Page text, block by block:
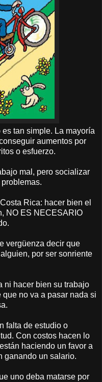
tan simple. La mayoría
aumentos por
o esfuerzo.
mal, pero socializar
Rica: hacer bien el
NO ES NECESARIO
vergüenza decir que
por ser sonriente
ni hacer bien su trabajo
no va a pasar nada si
falta de estudio o
Con costos hacen lo
haciendo un favor a
ganando un salario.
uno deba matarse por